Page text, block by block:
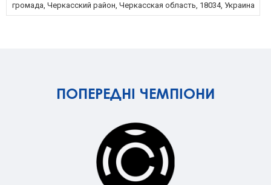
громада, Черкасский район, Черкасская область, 18034, Украина
ПОПЕРЕДНІ ЧЕМПІОНИ